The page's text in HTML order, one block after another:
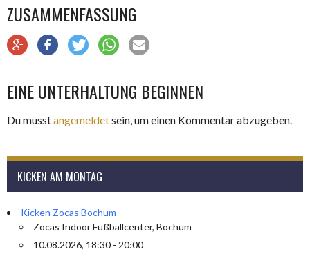
ZUSAMMENFASSUNG
EINE UNTERHALTUNG BEGINNEN
Du musstangemeldetsein, um einen Kommentar abzugeben.
KICKEN AM MONTAG
Kicken Zocas Bochum
Zocas Indoor Fußballcenter, Bochum
10.08.2026, 18:30 - 20:00